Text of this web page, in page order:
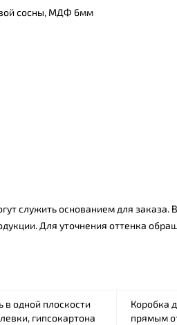
сосны, МДФ 6мм
служить основанием для заказа.
Для уточнения оттенка
в одной плоскости
гипсокартона
Коробка
прямым